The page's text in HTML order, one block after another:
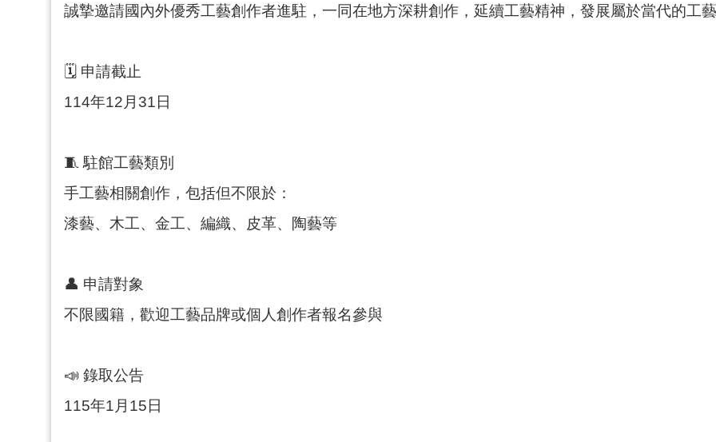
誠摯邀請國內外優秀工藝創作者進駐，一同在地方深耕創作，延續工藝精神，發展屬於當代的工
🗓 申請截止
114年12月31日
🧵 駐館工藝類別
手工藝相關創作，包括但不限於：
漆藝、木工、金工、編織、皮革、陶藝等
👤 申請對象
不限國籍，歡迎工藝品牌或個人創作者報名參與
📣 錄取公告
115年1月15日